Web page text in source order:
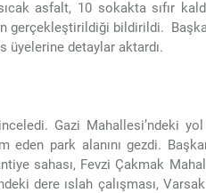
asfalt, 10 sokakta sıfır
gerçekleştirildiği bildirildi.
üyelerine detaylar aktardı.
Gazi Mahallesi’ndeki yol
eden park alanını gezdi.
sahası, Fevzi Çakmak
dere ıslah çalışması,